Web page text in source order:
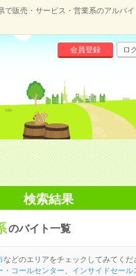
で販売・サービス・営業系のアルバ
会員登録 ロ
検索結果
のバイト一覧
などのエリアをチェックしてみてく
・コールセンター インサイドセール